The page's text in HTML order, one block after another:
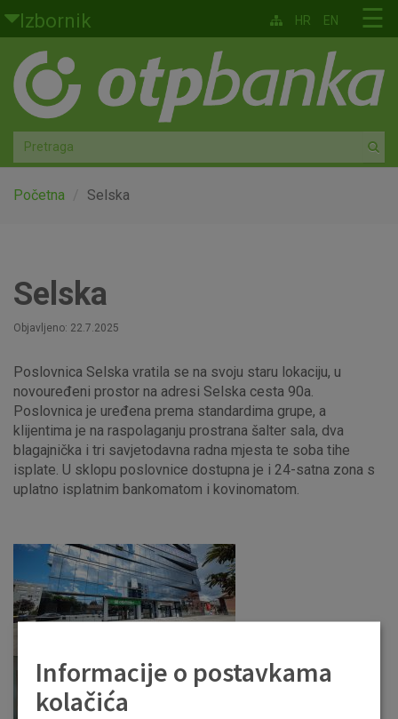
Skoči na glavni sadržaj
Izbornik
Građani
Privatno bankarstvo
Agro
Mala poduzeća i obrtnici
Globalna tržišta
Faktoring
O nama
☰
HR EN
Početna Selska
Selska
Objavljeno: 22.7.2025
Poslovnica Selska vratila se na svoju staru lokaciju, u
novouređeni prostor na adresi Selska cesta 90a.
Poslovnica je uređena prema standardima grupe, a
klijentima je na raspolaganju prostrana šalter sala, dva
blagajnička i tri savjetodavna radna mjesta te soba tihe
isplate. U sklopu poslovnice dostupna je i 24-satna zona s
uplatno isplatnim bankomatom i kovinomatom.
Informacije o postavkama
kolačića